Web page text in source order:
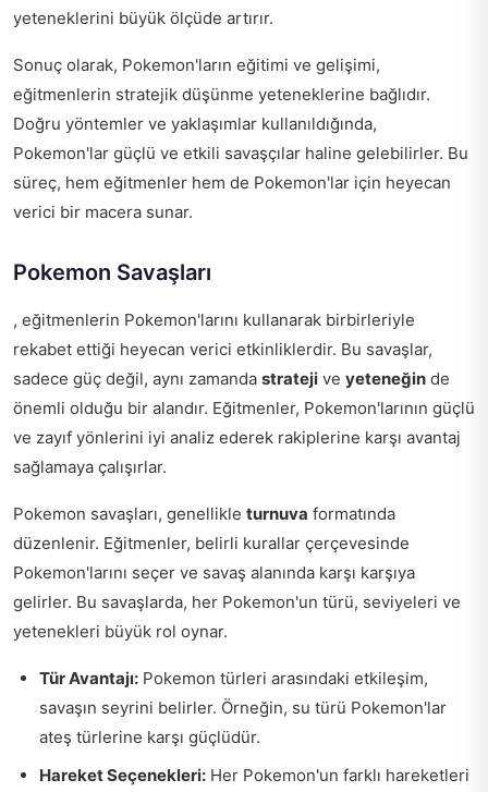
yeteneklerini büyük ölçüde artırır.
Sonuç olarak, Pokemon'ların eğitimi ve gelişimi,
eğitmenlerin stratejik düşünme yeteneklerine bağlıdır.
Doğru yöntemler ve yaklaşımlar kullanıldığında,
Pokemon'lar güçlü ve etkili savaşçılar haline gelebilirler. Bu
süreç, hem eğitmenler hem de Pokemon'lar için heyecan
verici bir macera sunar.
Pokemon Savaşları
, eğitmenlerin Pokemon'larını kullanarak birbirleriyle
rekabet ettiği heyecan verici etkinliklerdir. Bu savaşlar,
sadece güç değil, aynı zamanda strateji ve yeteneğin de
önemli olduğu bir alandır. Eğitmenler, Pokemon'larının güçlü
ve zayıf yönlerini iyi analiz ederek rakiplerine karşı avantaj
sağlamaya çalışırlar.
Pokemon savaşları, genellikle turnuva formatında
düzenlenir. Eğitmenler, belirli kurallar çerçevesinde
Pokemon'larını seçer ve savaş alanında karşı karşıya
gelirler. Bu savaşlarda, her Pokemon'un türü, seviyeleri ve
yetenekleri büyük rol oynar.
Tür Avantajı: Pokemon türleri arasındaki etkileşim,
savaşın seyrini belirler. Örneğin, su türü Pokemon'lar
ateş türlerine karşı güçlüdür.
Hareket Seçenekleri: Her Pokemon'un farklı hareketleri